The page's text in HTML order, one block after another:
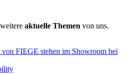
aktuelle Themen von uns.